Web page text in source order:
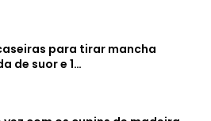
para tirar mancha
de suor e 1…